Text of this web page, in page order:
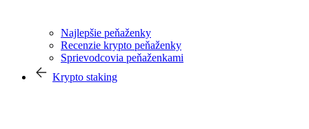
Najlepšie peňaženky
Recenzie krypto peňaženky
Sprievodcovia peňaženkami
Krypto staking